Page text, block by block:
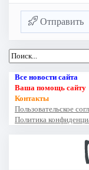
Отправить
Все новости сайта
Ваша помощь сайту
Контакты
Пользовательское
Политика